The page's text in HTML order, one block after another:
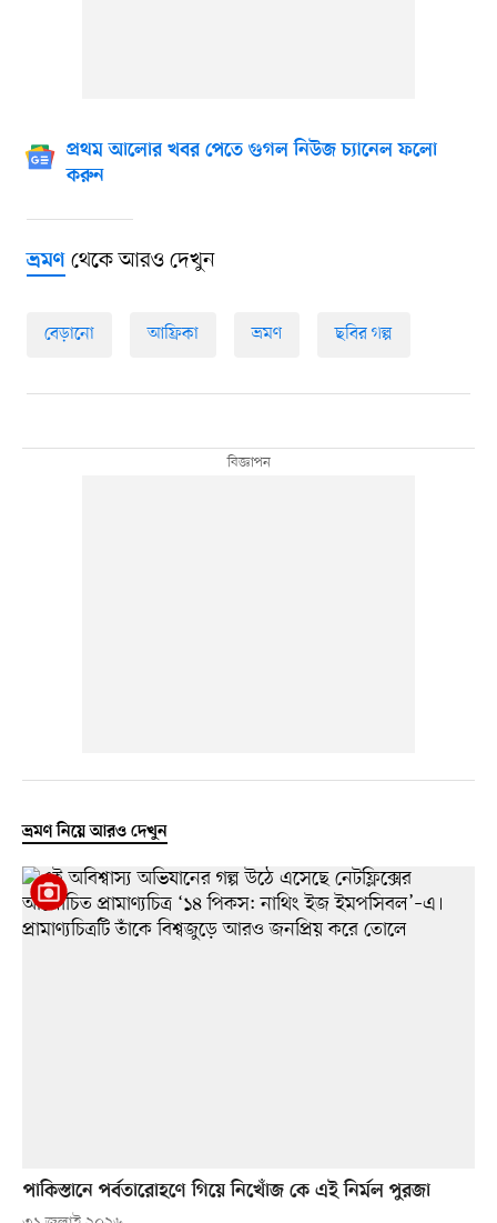
প্রথম আলোর খবর পেতে গুগল নিউজ চ্যানেল ফলো
করুন
ভ্রমণথেকে আরও দেখুন
বেড়ানো আফ্রিকা ভ্রমণ ছবির গল্প
ভ্রমণ নিয়ে আরও দেখুন
পাকিস্তানে পর্বতারোহণে গিয়ে নিখোঁজ কে এই নির্মল পুরজা